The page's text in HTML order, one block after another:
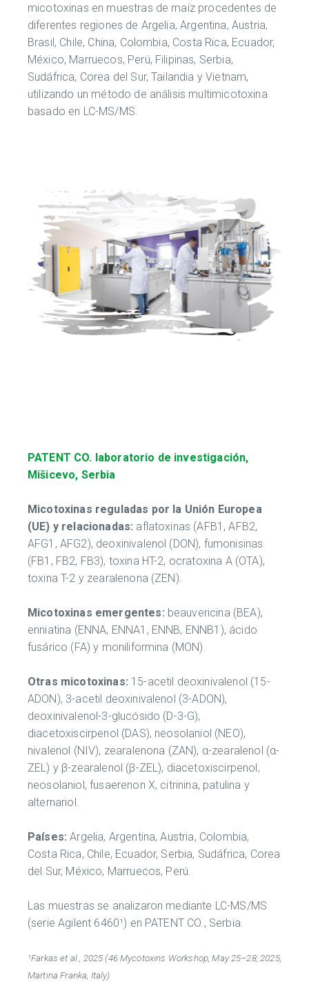
micotoxinas en muestras de maíz procedentes de
diferentes regiones de Argelia, Argentina, Austria,
Brasil, Chile, China, Colombia, Costa Rica, Ecuador,
México, Marruecos, Perú, Filipinas, Serbia,
Sudáfrica, Corea del Sur, Tailandia y Vietnam,
utilizando un método de análisis multimicotoxina
basado en LC-MS/MS.
PATENT CO. laboratorio de investigación,
Mišicevo, Serbia
Micotoxinas reguladas por la Unión Europea
(UE) y relacionadas: aflatoxinas (AFB1, AFB2,
AFG1, AFG2), deoxinivalenol (DON), fumonisinas
(FB1, FB2, FB3), toxina HT-2, ocratoxina A (OTA),
toxina T-2 y zearalenona (ZEN).
Micotoxinas emergentes: beauvericina (BEA),
enniatina (ENNA, ENNA1, ENNB, ENNB1), ácido
fusárico (FA) y moniliformina (MON).
Otras micotoxinas: 15-acetil deoxinivalenol (15-
ADON), 3-acetil deoxinivalenol (3-ADON),
deoxinivalenol-3-glucósido (D-3-G),
diacetoxiscirpenol (DAS), neosolaniol (NEO),
nivalenol (NIV), zearalenona (ZAN), α-zearalenol (α-
ZEL) y β-zearalenol (β-ZEL), diacetoxiscirpenol,
neosolaniol, fusaerenon X, citrinina, patulina y
alternariol.
Países: Argelia, Argentina, Austria, Colombia,
Costa Rica, Chile, Ecuador, Serbia, Sudáfrica, Corea
del Sur, México, Marruecos, Perú.
Las muestras se analizaron mediante LC-MS/MS
(serie Agilent 6460¹) en PATENT CO., Serbia.
¹Farkas et al., 2025 (46 Mycotoxins Workshop, May 25–28, 2025,
Martina Franka, Italy)